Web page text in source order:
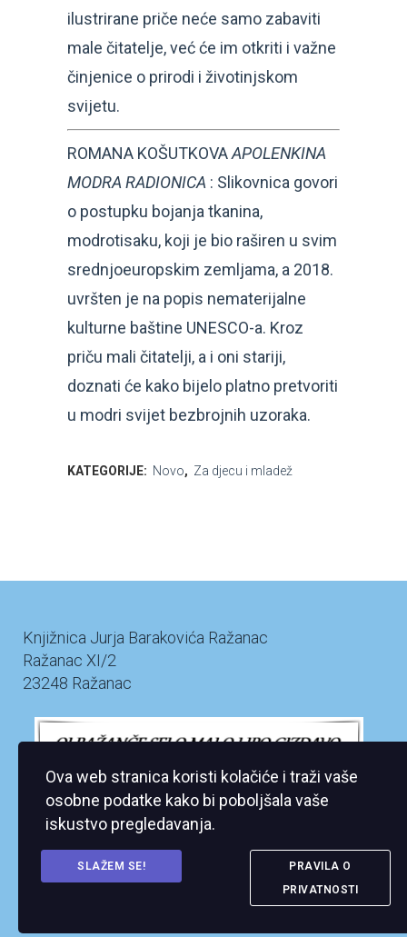
ilustrirane priče neće samo zabaviti
male čitatelje, već će im otkriti i važne
činjenice o prirodi i životinjskom
svijetu.
ROMANA KOŠUTKOVAAPOLENKINA
MODRA RADIONICA : Slikovnica govori
o postupku bojanja tkanina,
modrotisaku, koji je bio raširen u svim
srednjoeuropskim zemljama, a 2018.
uvršten je na popis nematerijalne
kulturne baštine UNESCO-a. Kroz
priču mali čitatelji, a i oni stariji,
doznati će kako bijelo platno pretvoriti
u modri svijet bezbrojnih uzoraka.
KATEGORIJE: Novo, Za djecu i mladež
Knjižnica Jurja Barakovića Ražanac
Ražanac XI/2
23248 Ražanac
Ova web stranica koristi kolačiće i traži vaše
osobne podatke kako bi poboljšala vaše
iskustvo pregledavanja.
SLAŽEM SE!
PRAVILA O
PRIVATNOSTI